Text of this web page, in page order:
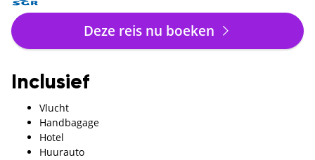
Deze reis nu boeken
Inclusief
Vlucht
Handbagage
Hotel
Huurauto